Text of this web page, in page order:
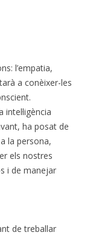
l’empatia,
a conèixer-les
ha posat de
la persona,
els nostres
i de manejar
de treballar